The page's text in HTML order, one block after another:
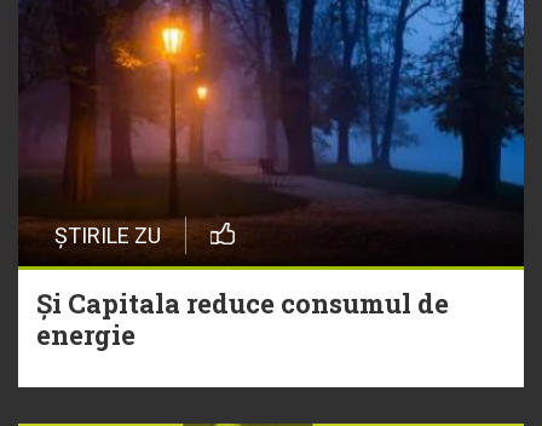
ȘTIRILE ZU
Și Capitala reduce consumul de
energie